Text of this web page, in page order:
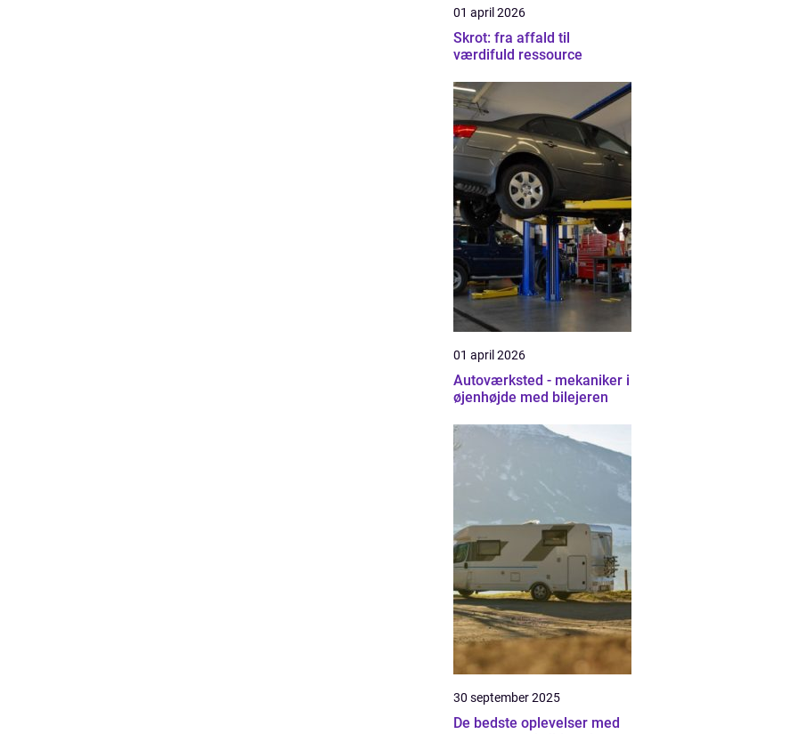
01 april 2026
Skrot: fra affald til
værdifuld ressource
01 april 2026
Autoværksted - mekaniker i
øjenhøjde med bilejeren
30 september 2025
De bedste oplevelser med